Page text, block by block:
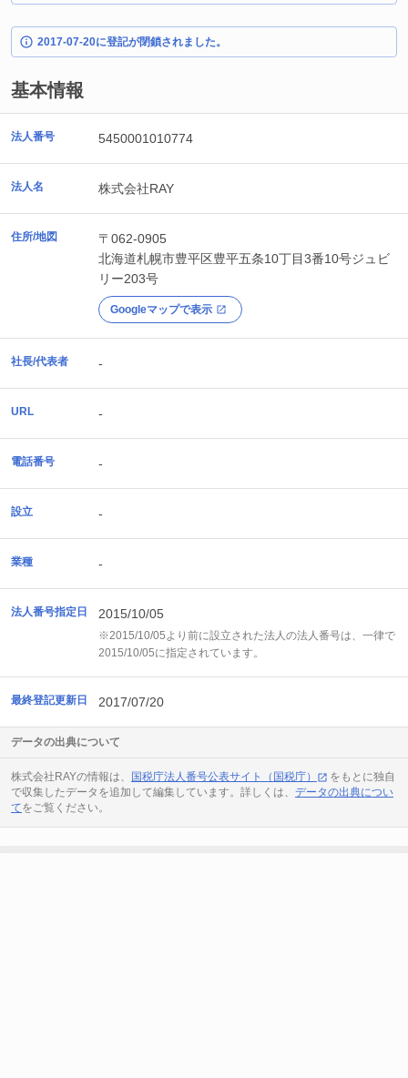
2017-07-20に登記が閉鎖されました。
基本情報
法人番号 5450001010774
法人名 株式会社RAY
住所/地図
〒062-0905
北海道札幌市豊平区豊平五条10丁目3番10号ジュビ
リー203号
Googleマップで表示
社長/代表者 -
URL -
電話番号 -
設立 -
業種 -
法人番号指定日 2015/10/05
※2015/10/05より前に設立された法人の法人番号は、一律で
2015/10/05に指定されています。
最終登記更新日 2017/07/20
データの出典について
株式会社RAYの情報は、 国税庁法人番号公表サイト（国税庁）
をもとに独自
で収集したデータを追加して編集しています。詳しくは、 データの出典につい
てをご覧ください。